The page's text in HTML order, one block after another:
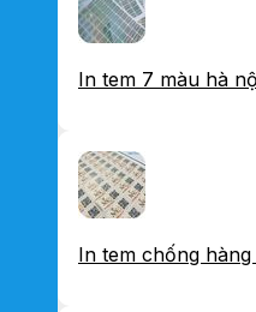
In tem 7 màu hà
In tem chống hàng